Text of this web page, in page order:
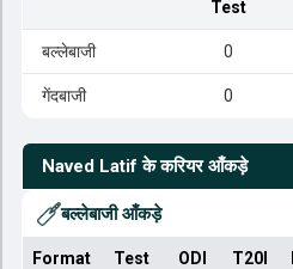
Test
बल्लेबाजी 0
गेंदबाजी 0
Naved Latif के करियर आँकड़े
बल्लेबाजी आँकड़े
Format Test ODI T20I